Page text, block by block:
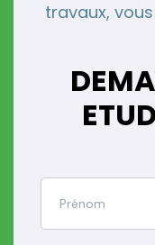
travaux, vous
DEMA
ETUD